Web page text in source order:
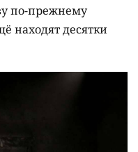
по-прежнему
находят десятки